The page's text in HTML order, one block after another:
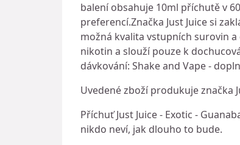
balení obsahuje 10ml příchutě v
preferencí.Značka Just Juice si
možná kvalita vstupních surovin
nikotin a slouží pouze k
dávkování: Shake and Vape -
Uvedené zboží produkuje značka
Příchuť Just Juice - Exotic -
nikdo neví, jak dlouho to bude.